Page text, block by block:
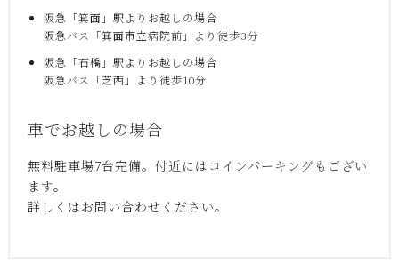
阪急「箕面」駅よりお越しの場合
阪急バス「箕面市立病院前」より徒歩3分
阪急「石橋」駅よりお越しの場合
阪急バス「芝西」より徒歩10分
車でお越しの場合
無料駐車場7台完備。付近にはコインパーキングもござい
ます。
詳しくはお問い合わせください。